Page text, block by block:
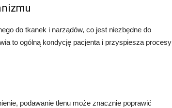
do tkanek i narządów, co jest niezbędne do
to ogólną kondycję pacjenta i przyspiesza procesy
podawanie tlenu może znacznie poprawić